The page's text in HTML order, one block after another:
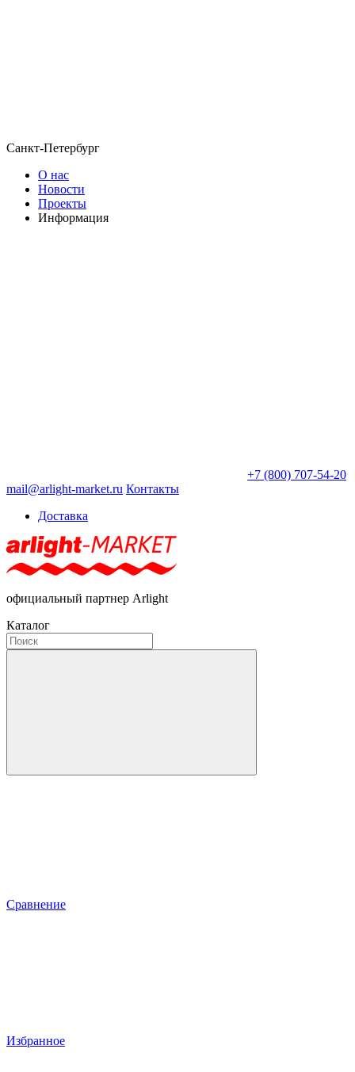
Санкт-Петербург
О нас
Новости
Проекты
Информация
+7 (800) 707-54-20
mail@arlight-market.ru Контакты
Доставка
официальный партнер Arlight
Каталог
Сравнение
Избранное